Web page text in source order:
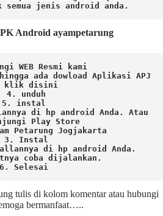
semua jenis android anda.
Android ayampetarung
WEB Resmi kami
ada dowload Aplikasi APJ
klik disini
4. unduh
5. instal
di hp android Anda. Atau
Play Store
Petarung Jogjakarta
3. Instal
di hp android Anda.
coba dijalankan.
6. Selesai
tulis di kolom komentar atau hubungi
bermanfaat…..